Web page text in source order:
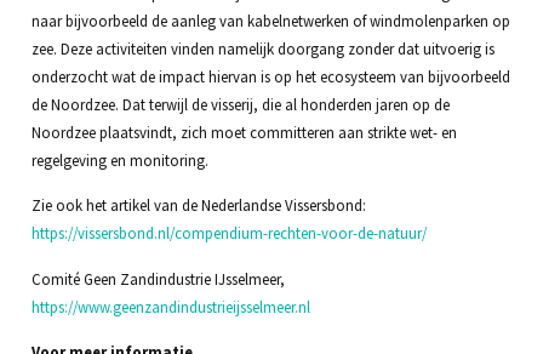
naar bijvoorbeeld de aanleg van kabelnetwerken of windmolenparken op
zee. Deze activiteiten vinden namelijk doorgang zonder dat uitvoerig is
onderzocht wat de impact hiervan is op het ecosysteem van bijvoorbeeld
de Noordzee. Dat terwijl de visserij, die al honderden jaren op de
Noordzee plaatsvindt, zich moet committeren aan strikte wet- en
regelgeving en monitoring.
Zie ook het artikel van de Nederlandse Vissersbond:
https://vissersbond.nl/compendium-rechten-voor-de-natuur/
Comité Geen Zandindustrie IJsselmeer,
https://www.geenzandindustrieijsselmeer.nl